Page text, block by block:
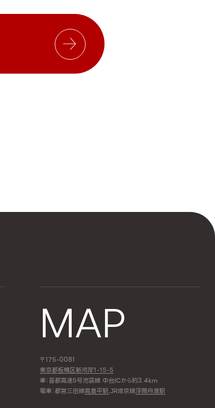
MAP
〒175-0081
東京都板橋区新河岸1-15-5
車：首都高速5号池袋線 中台ICから約3.4km
電車：都営三田線高島平駅,JR埼京線浮間舟渡駅